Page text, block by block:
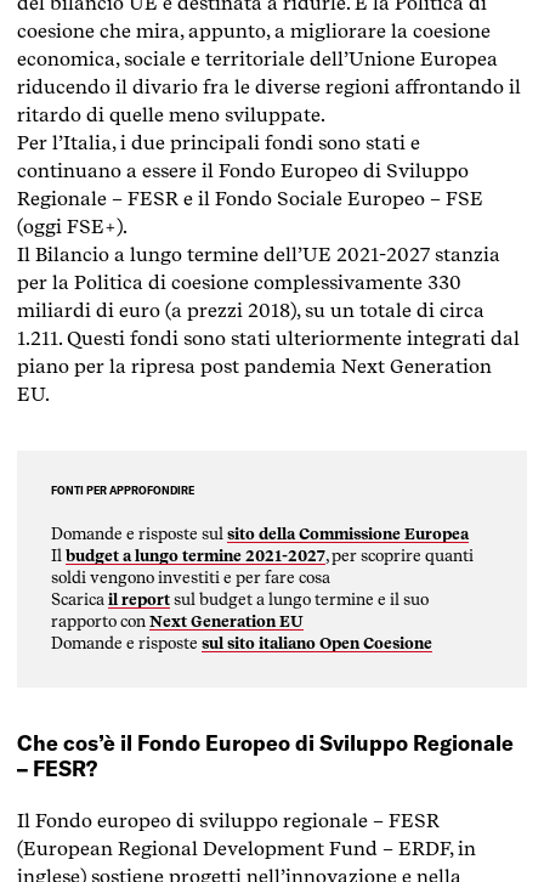
coesione che mira, appunto, a migliorare la coesione
economica, sociale e territoriale dell’Unione Europea
riducendo il divario fra le diverse regioni affrontando il
ritardo di quelle meno sviluppate.
Per l’Italia, i due principali fondi sono stati e
continuano a essere il Fondo Europeo di Sviluppo
Regionale – FESR e il Fondo Sociale Europeo – FSE
(oggi FSE+).
Il Bilancio a lungo termine dell’UE 2021-2027 stanzia
per la Politica di coesione complessivamente 330
miliardi di euro (a prezzi 2018), su un totale di circa
1.211. Questi fondi sono stati ulteriormente integrati dal
piano per la ripresa post pandemia Next Generation
EU.
FONTI PER APPROFONDIRE
Domande e risposte sul sito della Commissione Europea
Il budget a lungo termine 2021-2027, per scoprire quanti
soldi vengono investiti e per fare cosa
Scarica il reportsul budget a lungo termine e il suo
rapporto con Next Generation EU
Domande e risposte sul sito italiano Open Coesione
Che cos’è il Fondo Europeo di Sviluppo Regionale
– FESR?
Il Fondo europeo di sviluppo regionale – FESR
(European Regional Development Fund – ERDF, in
inglese) sostiene progetti nell’innovazione e nella